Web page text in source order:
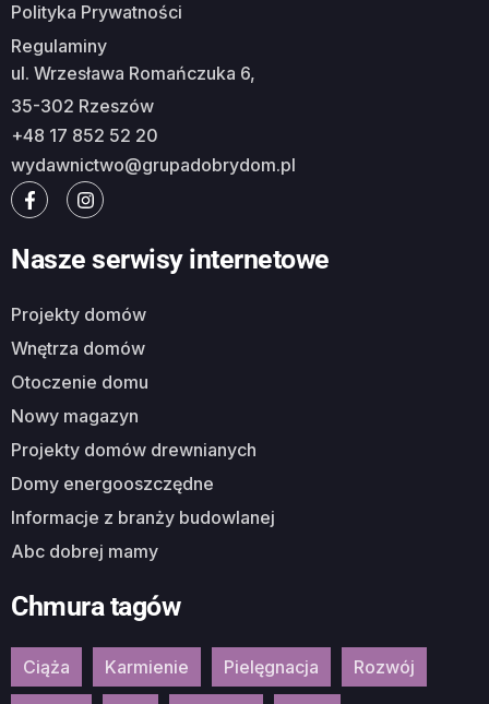
Polityka Prywatności
Regulaminy
ul. Wrzesława Romańczuka 6,
35-302 Rzeszów
+48 17 852 52 20
wydawnictwo@grupadobrydom.pl
Nasze serwisy internetowe
Projekty domów
Wnętrza domów
Otoczenie domu
Nowy magazyn
Projekty domów drewnianych
Domy energooszczędne
Informacje z branży budowlanej
Abc dobrej mamy
Chmura tagów
Ciąża Karmienie Pielęgnacja Rozwój